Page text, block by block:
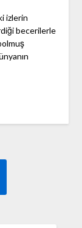
izlerin
becerilerle